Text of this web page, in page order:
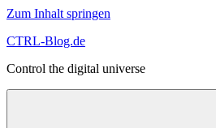
Zum Inhalt springen
CTRL-Blog.de
Control the digital universe